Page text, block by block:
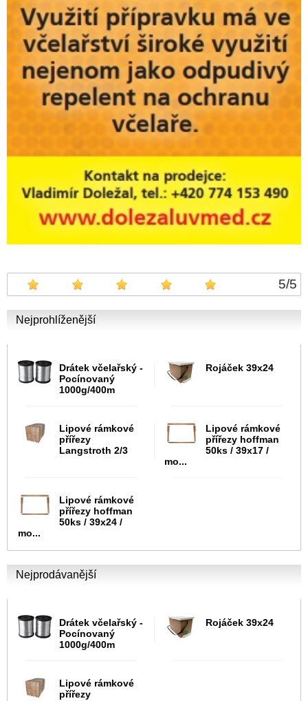
5/5
Nejprohlíženější
Drátek včelařský -
Pocínovaný
1000g/400m
Rojáček 39x24
Lipové rámkové
přířezy
Langstroth 2/3
Lipové rámkové
přířezy hoffman
50ks / 39x17 /
mo...
Lipové rámkové
přířezy hoffman
50ks / 39x24 /
mo...
Nejprodávanější
Drátek včelařský -
Pocínovaný
1000g/400m
Rojáček 39x24
Lipové rámkové
přířezy